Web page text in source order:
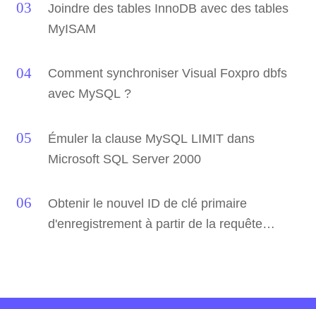
Joindre des tables InnoDB avec des tables
MyISAM
Comment synchroniser Visual Foxpro dbfs
avec MySQL ?
Émuler la clause MySQL LIMIT dans
Microsoft SQL Server 2000
Obtenir le nouvel ID de clé primaire
d'enregistrement à partir de la requête